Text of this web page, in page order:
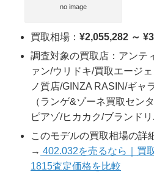
no image
買取相場： ¥2,055,282 ～
調査対象の買取店：アンテ
ァン/ウリドキ/買取エージ
ノ質店/GINZA RASIN/ギャ
（ランゲ&ゾーネ買取セン
ピアゾ/ヒカカク/ブランド
このモデルの買取相場の詳
→ 402.032を売るなら｜買
1815査定価格を比較